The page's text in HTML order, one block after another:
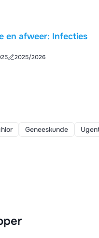
en afweer: Infecties
2025/2026
Geneeskunde